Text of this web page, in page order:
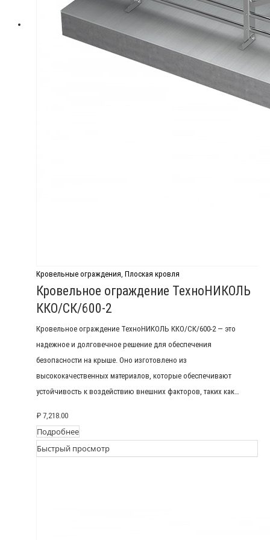
Кровельные ограждения, Плоская кровля
Кровельное ограждение ТехноНИКОЛЬ
ККО/СК/600-2
Кровельное ограждение ТехноНИКОЛЬ ККО/СК/600-2 — это
надежное и долговечное решение для обеспечения
безопасности на крыше. Оно изготовлено из
высококачественных материалов, которые обеспечивают
устойчивость к воздействию внешних факторов, таких как…
₽ 7,218.00
Подробнее
Быстрый просмотр